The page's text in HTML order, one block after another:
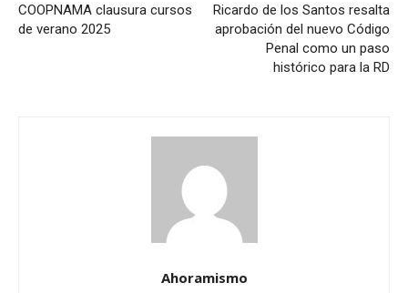
COOPNAMA clausura cursos
de verano 2025
Ricardo de los Santos resalta
aprobación del nuevo Código
Penal como un paso
histórico para la RD
Ahoramismo